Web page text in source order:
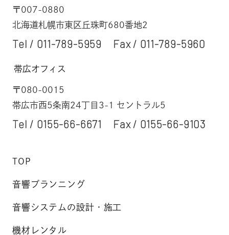
〒007-0880
北海道札幌市東区丘珠町680番地2
Tel / 011-789-5959 Fax / 011-789-5960
帯広オフィス
〒080-0015
帯広市西5条南24丁目3-1 セントラル5
Tel / 0155-66-6671 Fax / 0155-66-9103
TOP
音響プランニング
音響システムの設計・施工
機材レンタル